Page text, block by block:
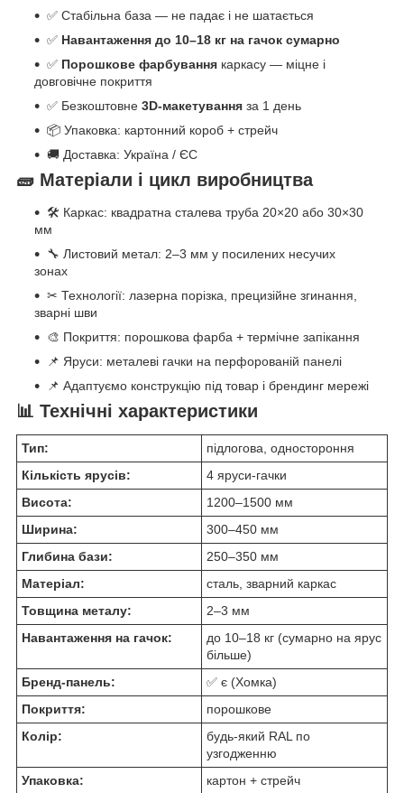
✅ Стабільна база — не падає і не шатається
✅ Навантаження до 10–18 кг на гачок сумарно
✅ Порошкове фарбування каркасу — міцне і
довговічне покриття
✅ Безкоштовне 3D-макетування за 1 день
📦 Упаковка: картонний короб + стрейч
🚚 Доставка: Україна / ЄС
🧱 Матеріали і цикл виробництва
🛠 Каркас: квадратна сталева труба 20×20 або 30×30
мм
🔧 Листовий метал: 2–3 мм у посилених несучих
зонах
✂ Технології: лазерна порізка, прецизійне згинання,
зварні шви
🎨 Покриття: порошкова фарба + термічне запікання
📌 Яруси: металеві гачки на перфорованій панелі
📌 Адаптуємо конструкцію під товар і брендинг мережі
📊 Технічні характеристики
Тип:
підлогова, одностороння
Кількість ярусів:
4 яруси-гачки
Висота:
1200–1500 мм
Ширина:
300–450 мм
Глибина бази:
250–350 мм
Матеріал:
сталь, зварний каркас
Товщина металу:
2–3 мм
Навантаження на гачок:
до 10–18 кг (сумарно на ярус
більше)
Бренд-панель:
✅ є (Хомка)
Покриття:
порошкове
Колір:
будь-який RAL по
узгодженню
Упаковка:
картон + стрейч